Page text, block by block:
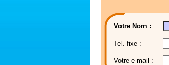
Votre Nom :
Tel. fixe :
Votre e-mail :